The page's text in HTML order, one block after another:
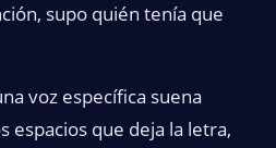
supo quién tenía que
voz específica suena
espacios que deja la letra,